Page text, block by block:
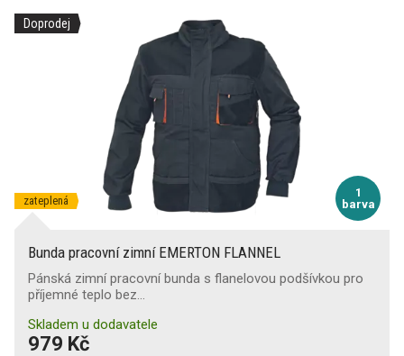
Doprodej
1
barva
zateplená
Bunda pracovní zimní EMERTON FLANNEL
Pánská zimní pracovní bunda s flanelovou podšívkou pro
příjemné teplo bez…
Skladem u dodavatele
979 Kč